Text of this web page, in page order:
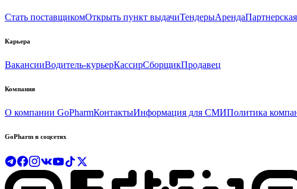
Стать поставщикомОткрыть пункт выдачиТендерыАренда
Карьера
ВакансииВодитель-курьерКассирСборщикПродавец
Компания
О компании GoPharmКонтактыИнформация для СМИПолитика
GoPharm в соцсетях